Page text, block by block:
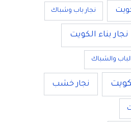
نجار باب وشباك
نجار بناء الكويت
والشباك
نجار خشب